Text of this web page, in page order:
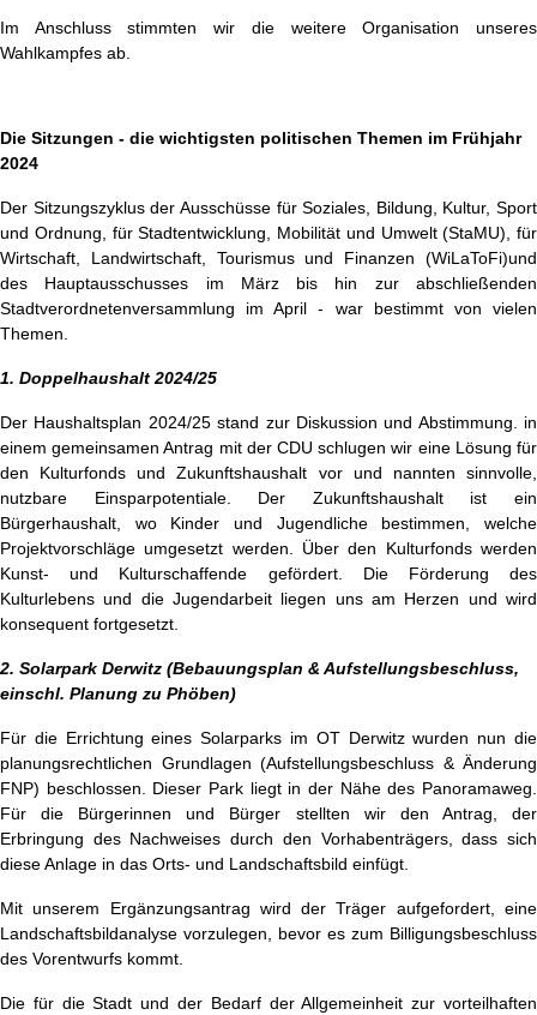
Im Anschluss stimmten wir die weitere Organisation unseres
Wahlkampfes ab.
Die Sitzungen - die wichtigsten politischen Themen im Frühjahr
2024
Der Sitzungszyklus der Ausschüsse für Soziales, Bildung, Kultur, Sport
und Ordnung, für Stadtentwicklung, Mobilität und Umwelt (StaMU), für
Wirtschaft, Landwirtschaft, Tourismus und Finanzen (WiLaToFi)und
des Hauptausschusses im März bis hin zur abschließenden
Stadtverordnetenversammlung im April - war bestimmt von vielen
Themen.
1. Doppelhaushalt 2024/25
Der Haushaltsplan 2024/25 stand zur Diskussion und Abstimmung. in
einem gemeinsamen Antrag mit der CDU schlugen wir eine Lösung für
den Kulturfonds und Zukunftshaushalt vor und nannten sinnvolle,
nutzbare Einsparpotentiale. Der Zukunftshaushalt ist ein
Bürgerhaushalt, wo Kinder und Jugendliche bestimmen, welche
Projektvorschläge umgesetzt werden. Über den Kulturfonds werden
Kunst- und Kulturschaffende gefördert. Die Förderung des
Kulturlebens und die Jugendarbeit liegen uns am Herzen und wird
konsequent fortgesetzt.
2. Solarpark Derwitz (Bebauungsplan & Aufstellungsbeschluss,
einschl. Planung zu Phöben)
Für die Errichtung eines Solarparks im OT Derwitz wurden nun die
planungsrechtlichen Grundlagen (Aufstellungsbeschluss & Änderung
FNP) beschlossen. Dieser Park liegt in der Nähe des Panoramaweg.
Für die Bürgerinnen und Bürger stellten wir den Antrag, der
Erbringung des Nachweises durch den Vorhabenträgers, dass sich
diese Anlage in das Orts- und Landschaftsbild einfügt.
Mit unserem Ergänzungsantrag wird der Träger aufgefordert, eine
Landschaftsbildanalyse vorzulegen, bevor es zum Billigungsbeschluss
des Vorentwurfs kommt.
Die für die Stadt und der Bedarf der Allgemeinheit zur vorteilhaften